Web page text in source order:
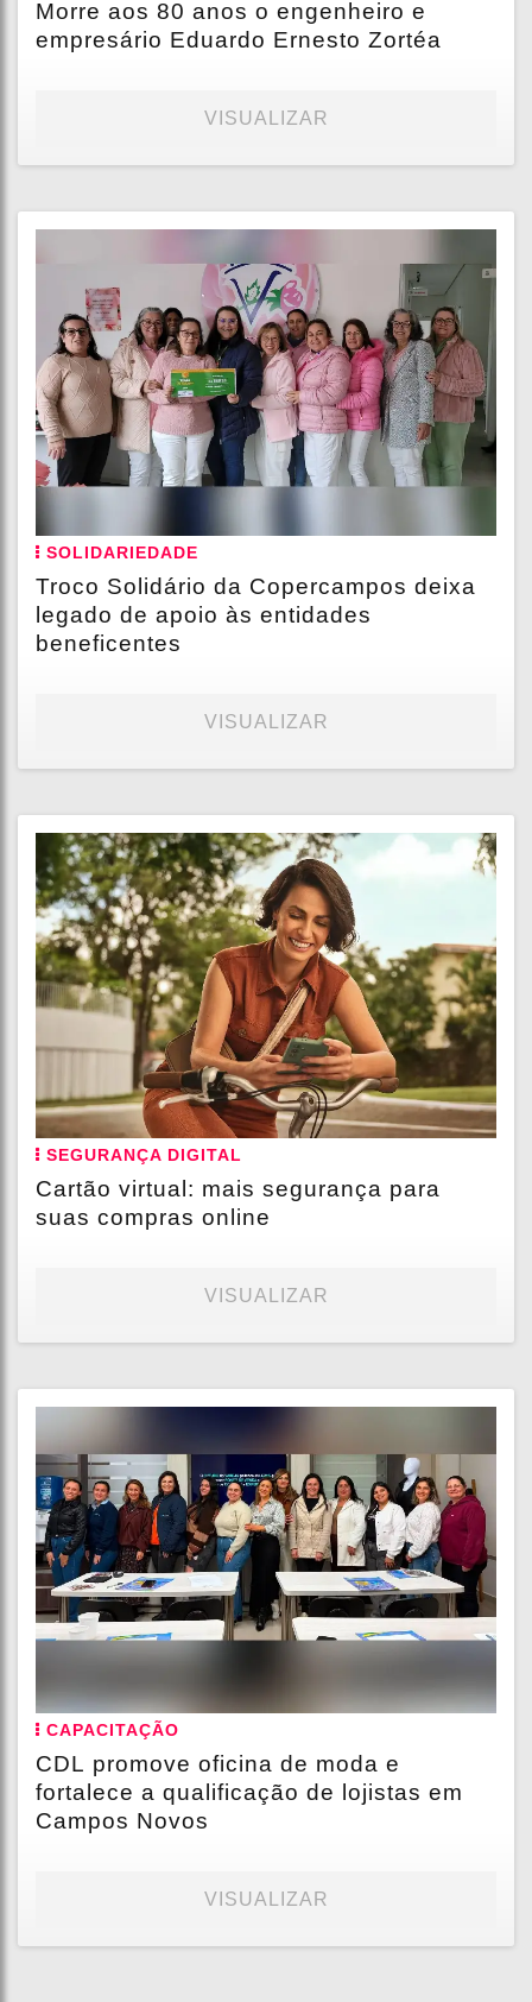
Morre aos 80 anos o engenheiro e
empresário Eduardo Ernesto Zortéa
VISUALIZAR
SOLIDARIEDADE
Troco Solidário da Copercampos deixa
legado de apoio às entidades
beneficentes
VISUALIZAR
SEGURANÇA DIGITAL
Cartão virtual: mais segurança para
suas compras online
VISUALIZAR
CAPACITAÇÃO
CDL promove oficina de moda e
fortalece a qualificação de lojistas em
Campos Novos
VISUALIZAR